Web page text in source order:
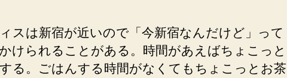
スは新宿が近いので「今新宿なんだけど」って
けられることがある。時間があえばちょこっと
る。ごはんする時間がなくてもちょこっとお茶